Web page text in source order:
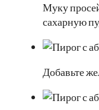
Муку
сахарную
Добавьте